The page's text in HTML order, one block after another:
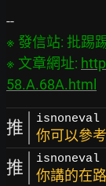
※ 發信站: 批踢
※ 文章網址:
58.A.68A.html
推 isnoneval
你可以參
推 isnoneval
你講的在